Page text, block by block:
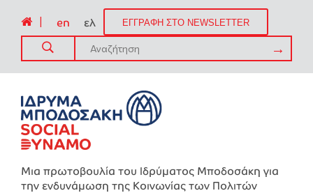
en ελ ΕΓΓΡΑΦΗ ΣΤΟ NEWSLETTER
Μια πρωτοβουλία του Ιδρύματος Μποδοσάκη για
την ενδυνάμωση της Kοινωνίας των Πολιτών